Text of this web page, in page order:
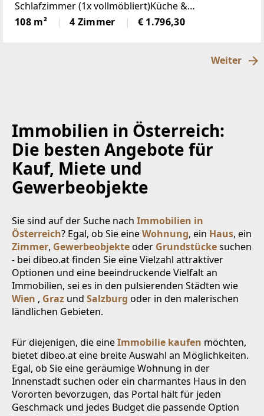
Schlafzimmer (1x vollmöbliert)Küche &
Wohnbereich (Küche mit Steinplatte und
hochwertigen Geräten)Badezimmer (neu)WC (neu)2
108 m² 4 Zimmer € 1.796,30
Weiter
Immobilien in Österreich:
Die besten Angebote für
Kauf, Miete und
Gewerbeobjekte
Sie sind auf der Suche nach Immobilien in
Österreich? Egal, ob Sie eineWohnung, ein Haus, ein
Zimmer, Gewerbeobjekteoder Grundstückesuchen
- bei dibeo.at finden Sie eine Vielzahl attraktiver
Optionen und eine beeindruckende Vielfalt an
Immobilien, sei es in den pulsierenden Städten wie
Wien , Graz und Salzburg oder in den malerischen
ländlichen Gebieten.
Für diejenigen, die eineImmobilie kaufen möchten,
bietet dibeo.at eine breite Auswahl an Möglichkeiten.
Egal, ob Sie eine geräumige Wohnung in der
Innenstadt suchen oder ein charmantes Haus in den
Vororten bevorzugen, das Portal hält für jeden
Geschmack und jedes Budget die passende Option